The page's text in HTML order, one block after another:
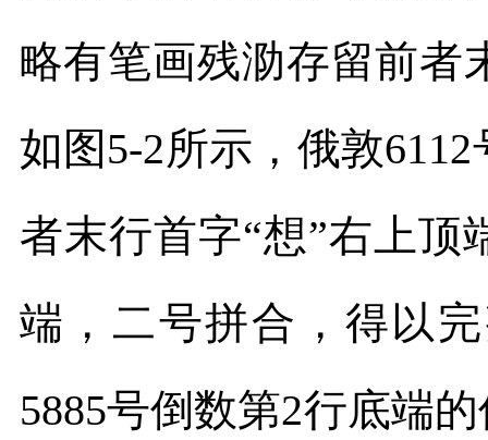
略有笔画残泐存留前者
如图5-2所示，俄敦6112
者末行首字“想”右上顶
端，二号拼合，得以
5885号倒数第2行底端